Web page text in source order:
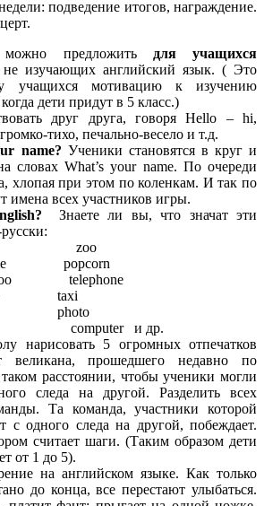
подведение итогов, награждение.
можно предложить для учащихся
изучающих английский язык. ( Это
учащихся мотивацию к изучению
дети придут в 5 класс.)
друг друга, говоря Hello – hi,
тихо, печально-весело и т.д.
name? Ученики становятся в круг и
словах What’s your name. По очереди
хлопая при этом по коленкам. И так по
имена всех участников игры.
Знаете ли вы, что значат эти
zoo
popcorn
telephone
taxi
photo
computer и др.
5 огромных отпечатков
великана, прошедшего недавно по
расстоянии, чтобы ученики могли
следа на другой. Разделить всех
Та команда, участники которой
с одного следа на другой, побеждает.
считает шаги. (Таким образом дети
от 1 до 5).
на английском языке. Как только
до конца, все перестают улыбаться.